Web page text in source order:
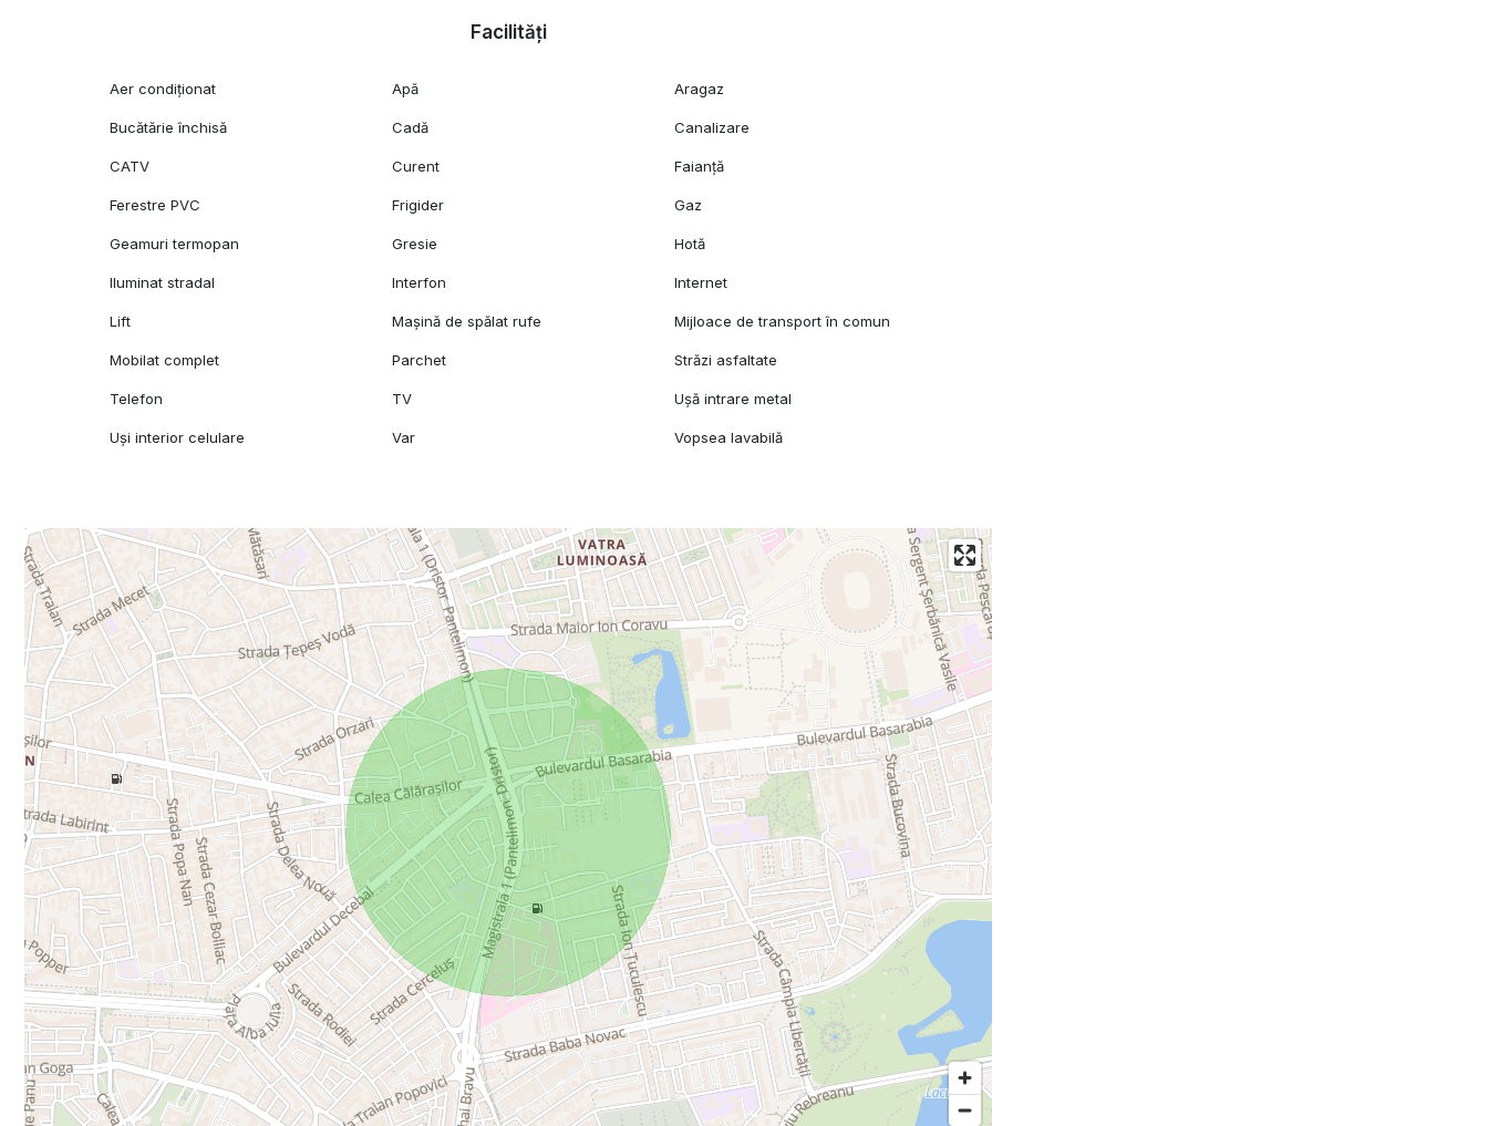
Facilități
Aer condiționat Apă Aragaz
Bucătărie închisă Cadă Canalizare
CATV Curent Faianță
Ferestre PVC Frigider Gaz
Geamuri termopan Gresie Hotă
Iluminat stradal Interfon Internet
Lift Mașină de spălat rufe Mijloace de transport în comun
Mobilat complet Parchet Străzi asfaltate
Telefon TV Ușă intrare metal
Uși interior celulare Var Vopsea lavabilă